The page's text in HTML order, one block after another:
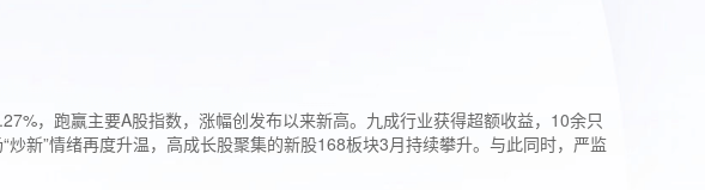
，跑赢主要A股指数，涨幅创发布以来新高。九成行业获得超额收益，10余只
新”情绪再度升温，高成长股聚集的新股168板块3月持续攀升。与此同时，严监